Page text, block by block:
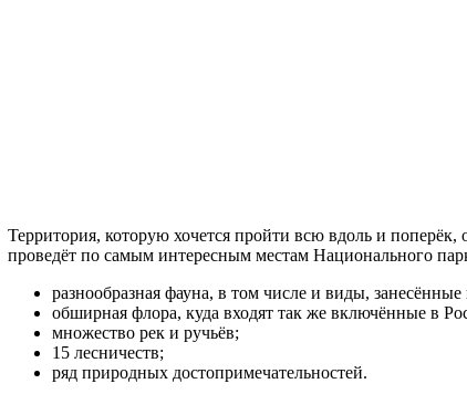
Территория, которую хочется пройти всю вдоль и поперёк,
проведёт по самым интересным местам Национального
разнообразная фауна, в том числе и виды,
обширная флора, куда входят так же включённые в
множество рек и ручьёв;
15 лесничеств;
ряд природных достопримечательностей.